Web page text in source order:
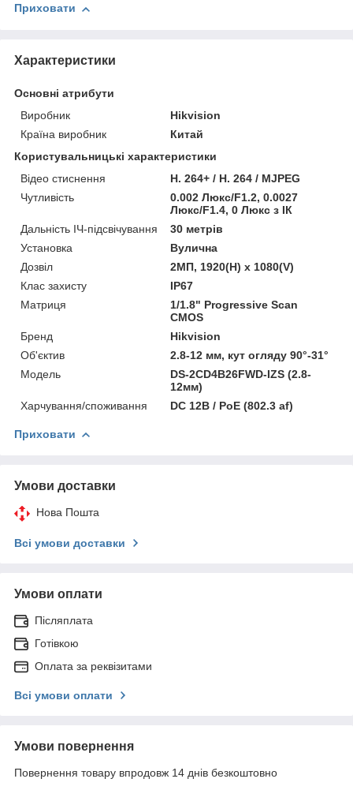
Приховати
Характеристики
Основні атрибути
Виробник
Hikvision
Країна виробник
Китай
Користувальницькі характеристики
Відео стиснення
H. 264+ / H. 264 / MJPEG
Чутливість
0.002 Люкс/F1.2, 0.0027
Люкс/F1.4, 0 Люкс з ІК
Дальність ІЧ-підсвічування
30 метрів
Установка
Вулична
Дозвіл
2МП, 1920(H) x 1080(V)
Клас захисту
IP67
Матриця
1/1.8" Progressive Scan
CMOS
Бренд
Hikvision
Об'єктив
2.8-12 мм, кут огляду 90°-31°
Модель
DS-2CD4B26FWD-IZS (2.8-
12мм)
Харчування/споживання
DC 12В / PoE (802.3 af)
Приховати
Умови доставки
Нова Пошта
Всі умови доставки
Умови оплати
Післяплата
Готівкою
Оплата за реквізитами
Всі умови оплати
Умови повернення
Повернення товару впродовж 14 днів безкоштовно